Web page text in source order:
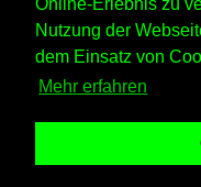
Online-Erlebnis zu
Nutzung der
dem Einsatz von
Mehr erfahren
Comedy
Shows
Welttag der Hülsenfrüchte